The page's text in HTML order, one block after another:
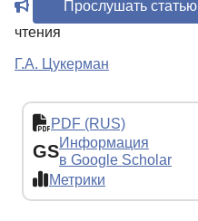
Прослушать статью
чтения
Г.А. Цукерман
PDF (RUS)
GSИнформация
в Google Scholar
Метрики